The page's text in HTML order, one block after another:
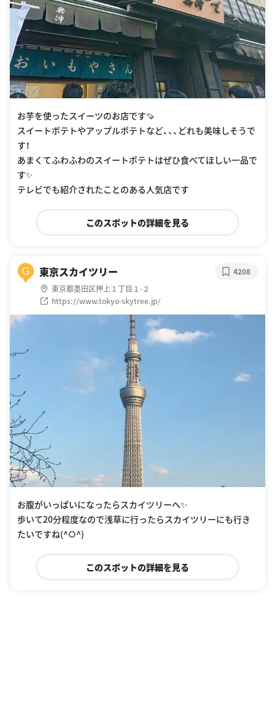
お芋を使ったスイーツのお店です🍠
スイートポテトやアップルポテトなど、、、どれも美味しそうで
す！
あまくてふわふわのスイートポテトはぜひ食べてほしい一品で
す✨
テレビでも紹介されたことのある人気店です
このスポットの詳細を見る
G 東京スカイツリー
東京都墨田区押上１丁目１-２
https://www.tokyo-skytree.jp/
4208
お腹がいっぱいになったらスカイツリーへ✨
歩いて20分程度なので浅草に行ったらスカイツリーにも行き
たいですね(^○^)
このスポットの詳細を見る